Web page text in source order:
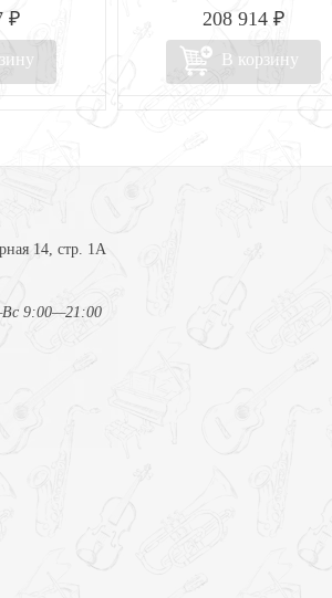
₽ 208 914 ₽
В корзину
14, стр. 1А
9:00—21:00